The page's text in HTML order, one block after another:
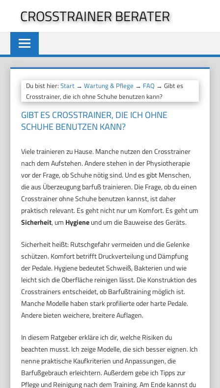
springen
CROSSTRAINER BERATER
Du bist hier:Start →Wartung & Pflege → FAQ → Gibt es
Crosstrainer, die ich ohne Schuhe benutzen kann?
GIBT ES CROSSTRAINER, DIE ICH OHNE
SCHUHE BENUTZEN KANN?
Viele trainieren zu Hause. Manche nutzen den Crosstrainer
nach dem Aufstehen. Andere stehen in der Physiotherapie
vor der Frage, ob Schuhe nötig sind. Und es gibt Menschen,
die aus Überzeugung barfuß trainieren. Die Frage, ob du einen
Crosstrainer ohne Schuhe benutzen kannst, ist daher
praktisch relevant. Es geht nicht nur um Komfort. Es geht um
Sicherheit, um Hygieneund um die Bauweise des Geräts.
Sicherheit heißt: Rutschgefahr vermeiden und die Gelenke
schützen. Komfort betrifft Druckverteilung und Dämpfung
der Pedale. Hygiene bedeutet Schweiß, Bakterien und wie
leicht sich die Oberfläche reinigen lässt. Die Konstruktion des
Crosstrainers entscheidet, ob Barfußtraining möglich ist.
Manche Modelle haben stark profilierte oder harte Pedale.
Andere bieten weichere, breitere Auflagen.
In diesem Ratgeber erkläre ich dir, welche Risiken du
beachten musst. Ich zeige Modelle, die sich besser eignen. Ich
nenne praktische Kaufkriterien und Anpassungen, die
Barfußgebrauch erleichtern. Außerdem gebe ich Tipps zur
Pflege und Reinigung nach dem Training. Am Ende kannst du